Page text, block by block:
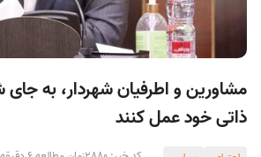
مشاورین و اطرفیان شهردار، به
ذاتی خود عمل کنند